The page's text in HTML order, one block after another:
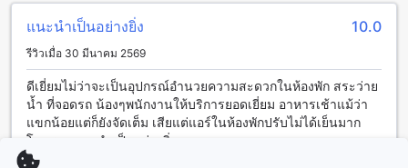
โรงแรมเรือรัษฎา ให้บริการความสะดวกในการเดินทางอย่างครบ
วงจร สำหรับผู้เข้าพักที่มาจากสนามบินสุวรรณภูมิ ท่าอากาศยาน
ตรัง โรงแรมมีบริการรถรับส่งสนามบินเพื่อให้คุณได้เดินทาง
สะดวกสบาย นอกจากนี้ยังมีบริการรถรับส่งไปยังสถานที่ท่องเที่ยว
ต่างๆในเขตตรัง ทำให้คุณสามารถสำรวจสถานที่สำคัญได้อย่าง
ง่ายดาย สำหรับผู้มาเดินทางโดยรถส่วนตัว โรงแรมมีที่จอดรถ
ภายในสถานที่ นอกจากนี้ยังมีบริการรถรับส่งฟรีไปยังสถานที่ใกล้
เคียง และบริการรถแท็กซี่ ที่พร้อมบริการตลอด 24 ชั่วโมง
นอกจากนี้ยังมีบริการจัดหาตั๋วเพื่อให้คุณสามารถเดินทางไปยัง
แนะนำเป็นอย่างยิ่ง 10.0
รีวิวเมื่อ 30 มีนาคม 2569
ดีเยี่ยมไม่ว่าจะเป็นอุปกรณ์อำนวยความสะดวกในห้องพัก สระว่าย
น้ำ ที่จอดรถ น้องๆพนักงานให้บริการยอดเยี่ยม อาหารเช้าแม้ว่า
แขกน้อยแต่ก็ยังจัดเต็ม เสียแต่แอร์ในห้องพักปรับไม่ได้เย็นมาก
โดยรวมแนะนำเป็นอย่างยิ่ง